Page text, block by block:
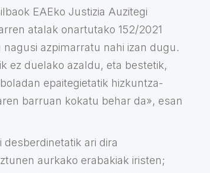
EAEko Justizia Auzitegi
atalak onartutako 152/2021
azpimarratu nahi izan dugu.
ez duelako azaldu, eta bestetik,
epaitegietatik hizkuntza-
barruan kokatu behar da», esan
ari dira
aurkako erabakiak iristen;